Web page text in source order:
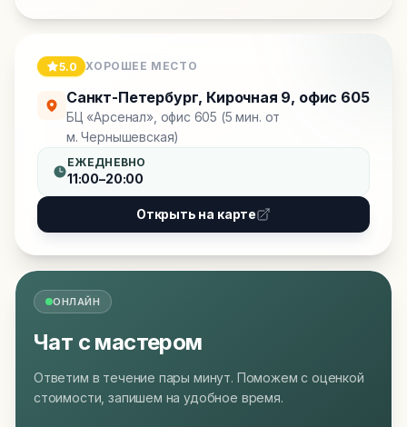
5.0 ХОРОШЕЕ МЕСТО
Санкт-Петербург, Кирочная 9, офис 605
БЦ «Арсенал», офис 605 (5 мин. от
м. Чернышевская)
ЕЖЕДНЕВНО
11:00–20:00
Открыть на карте
ОНЛАЙН
Чат с мастером
Ответим в течение пары минут. Поможем с оценкой
стоимости, запишем на удобное время.